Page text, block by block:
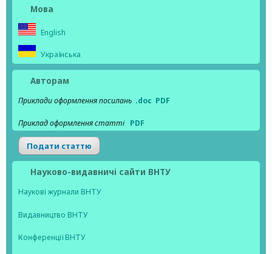
Мова
English
Українська
Авторам
Приклади оформлення посилань .doc PDF
Приклад оформлення статті PDF
Подати статтю
Науково-видавничі сайти ВНТУ
Наукові журнали ВНТУ
Видавництво ВНТУ
Конференції ВНТУ